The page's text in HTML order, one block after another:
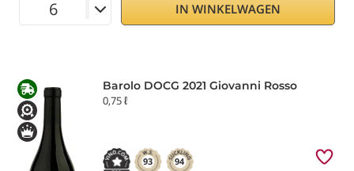
IN WINKELWAGEN
Barolo DOCG 2021 Giovanni Rosso
0,75 ℓ
93 94